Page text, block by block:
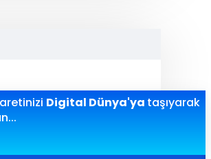
Digital Dünya'ya taşıyarak